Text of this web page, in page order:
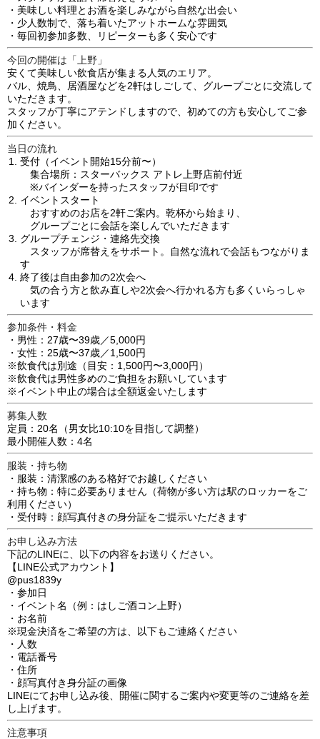
・美味しい料理とお酒を楽しみながら自然な出会い
・少人数制で、落ち着いたアットホームな雰囲気
・毎回初参加多数、リピーターも多く安心です
今回の開催は「上野」
安くて美味しい飲食店が集まる人気のエリア。
バル、焼鳥、居酒屋などを2軒はしごして、グループごとに交流して
いただきます。
スタッフが丁寧にアテンドしますので、初めての方も安心してご参
加ください。
当日の流れ
受付 （イベント開始15分前〜）
集合場所：スターバックス アトレ上野店前付近
※バインダーを持ったスタッフが目印です
イベントスタート
おすすめのお店を2軒ご案内。乾杯から始まり、
グループごとに会話を楽しんでいただきます
グループチェンジ・連絡先交換
スタッフが席替えをサポート。自然な流れで会話もつながりま
す
終了後は自由参加の2次会へ
気の合う方と飲み直しや2次会へ行かれる方も多くいらっしゃ
います
参加条件・料金
・男性：27歳〜39歳／5,000円
・女性：25歳〜37歳／1,500円
※飲食代は別途（目安：1,500円〜3,000円）
※飲食代は男性多めのご負担をお願いしています
※イベント中止の場合は全額返金いたします
募集人数
定員：20名（男女比10:10を目指して調整）
最小開催人数：4名
服装・持ち物
・服装：清潔感のある格好でお越しください
・持ち物：特に必要ありません（荷物が多い方は駅のロッカーをご
利用ください）
・受付時：顔写真付きの身分証をご提示いただきます
お申し込み方法
下記のLINEに、以下の内容をお送りください。
【LINE公式アカウント】
@pus1839y
・参加日
・イベント名（例：はしご酒コン上野）
・お名前
※現金決済をご希望の方は、以下もご連絡ください
・人数
・電話番号
・住所
・顔写真付き身分証の画像
LINEにてお申し込み後、開催に関するご案内や変更等のご連絡を差
し上げます。
注意事項